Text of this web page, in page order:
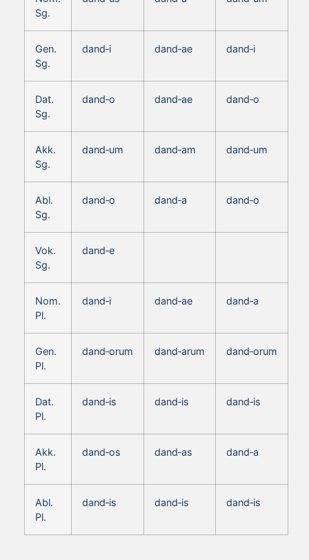
Sg.
Gen.
Sg.
dand‑i dand‑ae dand‑i
Dat.
Sg.
dand‑o dand‑ae dand‑o
Akk.
Sg.
dand‑um dand‑am dand‑um
Abl.
Sg.
dand‑o dand‑a dand‑o
Vok.
Sg.
dand‑e
Nom.
Pl.
dand‑i dand‑ae dand‑a
Gen.
Pl.
dand‑orum dand‑arum dand‑orum
Dat.
Pl.
dand‑is dand‑is dand‑is
Akk.
Pl.
dand‑os dand‑as dand‑a
Abl.
Pl.
dand‑is dand‑is dand‑is